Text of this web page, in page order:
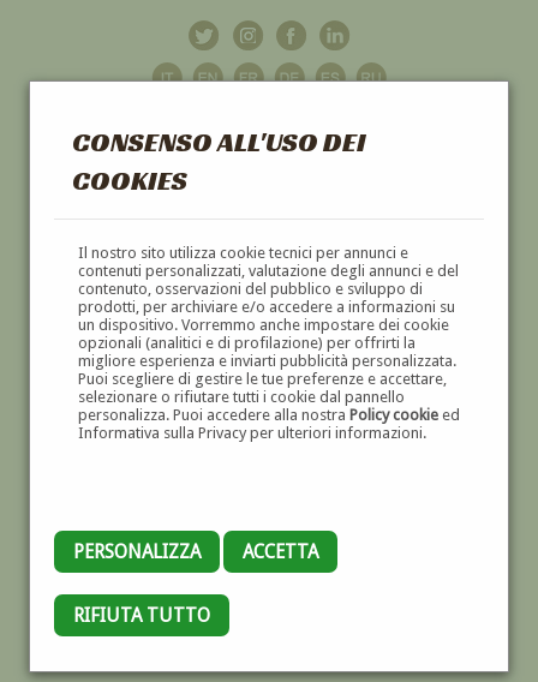
CONSENSO ALL'USO DEI
COOKIES
Il nostro sito utilizza cookie tecnici per annunci e
contenuti personalizzati, valutazione degli annunci e del
contenuto, osservazioni del pubblico e sviluppo di
prodotti, per archiviare e/o accedere a informazioni su
un dispositivo. Vorremmo anche impostare dei cookie
opzionali (analitici e di profilazione) per offrirti la
migliore esperienza e inviarti pubblicità personalizzata.
Puoi scegliere di gestire le tue preferenze e accettare,
selezionare o rifiutare tutti i cookie dal pannello
personalizza. Puoi accedere alla nostra Policy cookieed
Informativa sulla Privacy per ulteriori informazioni.
PERSONALIZZA ACCETTA
RIFIUTA TUTTO
GALLERIAD'ARTE
DIPINTI E SCULTURE '800 E '900